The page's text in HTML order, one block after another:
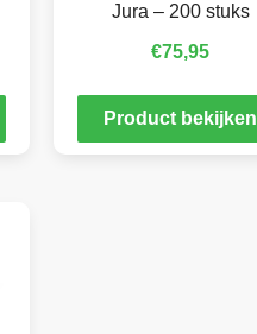
Jura – 200 stuks
€75,95
Product bekijken